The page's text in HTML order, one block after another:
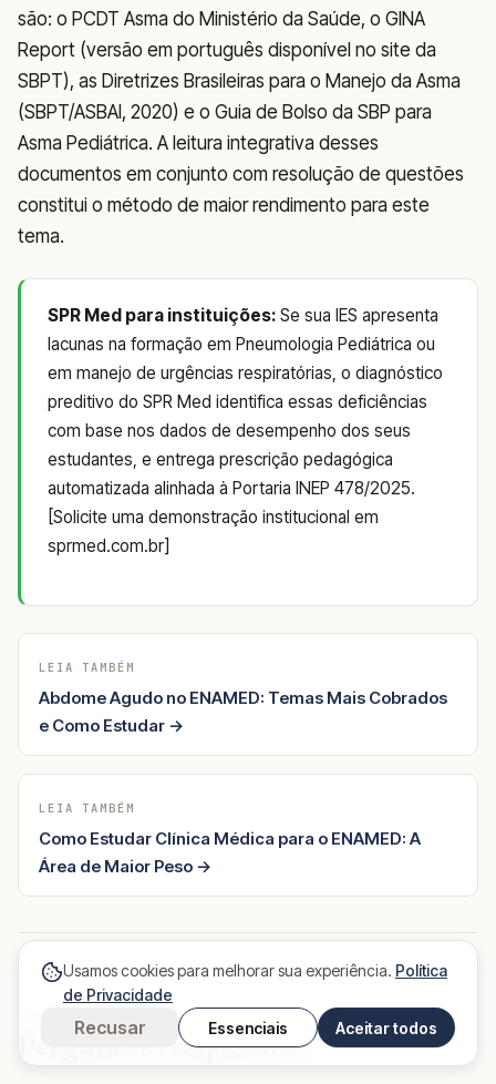
são: o PCDT Asma do Ministério da Saúde, o GINA
Report (versão em português disponível no site da
SBPT), as Diretrizes Brasileiras para o Manejo da Asma
(SBPT/ASBAI, 2020) e o Guia de Bolso da SBP para
Asma Pediátrica. A leitura integrativa desses
documentos em conjunto com resolução de questões
constitui o método de maior rendimento para este
tema.
SPR Med para instituições: Se sua IES apresenta
lacunas na formação em Pneumologia Pediátrica ou
em manejo de urgências respiratórias, o diagnóstico
preditivo do SPR Med identifica essas deficiências
com base nos dados de desempenho dos seus
estudantes, e entrega prescrição pedagógica
automatizada alinhada à Portaria INEP 478/2025.
[Solicite uma demonstração institucional em
sprmed.com.br]
LEIA TAMBÉM
Abdome Agudo no ENAMED: Temas Mais Cobrados
e Como Estudar →
LEIA TAMBÉM
Como Estudar Clínica Médica para o ENAMED: A
Área de Maior Peso →
Perguntas frequentes
Usamos cookies para melhorar sua experiência. Política
de Privacidade
Recusar Essenciais Aceitar todos